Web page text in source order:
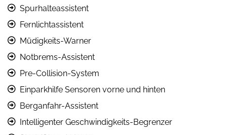
Spurhalteassistent
Fernlichtassistent
Müdigkeits-Warner
Notbrems-Assistent
Pre-Collision-System
Einparkhilfe Sensoren vorne und hinten
Berganfahr-Assistent
Intelligenter Geschwindigkeits-Begrenzer